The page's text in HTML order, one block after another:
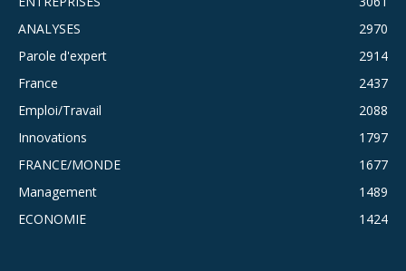
ANALYSES
2970
Parole d'expert
2914
France
2437
Emploi/Travail
2088
Innovations
1797
FRANCE/MONDE
1677
Management
1489
ECONOMIE
1424